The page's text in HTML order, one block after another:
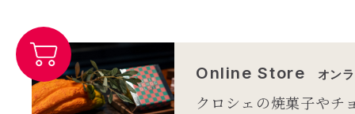
Online Store オン
クロシェの焼菓子やチ